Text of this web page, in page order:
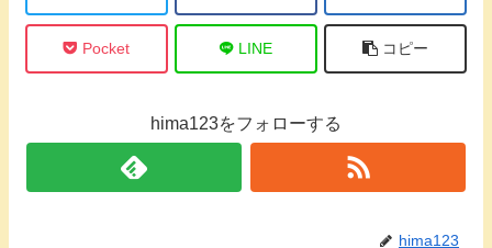
Pocket LINE コピー
hima123をフォローする
hima123